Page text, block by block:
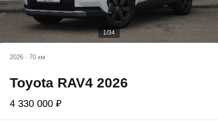
1/34
2026 · 70 км
Toyota RAV4 2026
4 330 000 ₽